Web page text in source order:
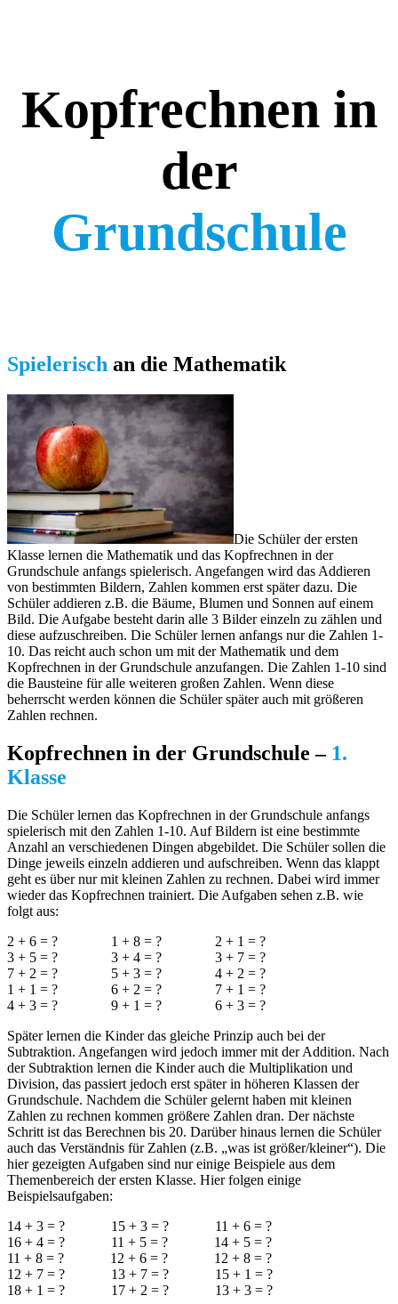
Kopfrechnen in
der
Grundschule
Spielerisch an die Mathematik
Die Schüler der ersten
Klasse lernen die Mathematik und das Kopfrechnen in der
Grundschule anfangs spielerisch. Angefangen wird das Addieren
von bestimmten Bildern, Zahlen kommen erst später dazu. Die
Schüler addieren z.B. die Bäume, Blumen und Sonnen auf einem
Bild. Die Aufgabe besteht darin alle 3 Bilder einzeln zu zählen und
diese aufzuschreiben. Die Schüler lernen anfangs nur die Zahlen 1-
10. Das reicht auch schon um mit der Mathematik und dem
Kopfrechnen in der Grundschule anzufangen. Die Zahlen 1-10 sind
die Bausteine für alle weiteren großen Zahlen. Wenn diese
beherrscht werden können die Schüler später auch mit größeren
Zahlen rechnen.
Kopfrechnen in der Grundschule – 1.
Klasse
Die Schüler lernen das Kopfrechnen in der Grundschule anfangs
spielerisch mit den Zahlen 1-10. Auf Bildern ist eine bestimmte
Anzahl an verschiedenen Dingen abgebildet. Die Schüler sollen die
Dinge jeweils einzeln addieren und aufschreiben. Wenn das klappt
geht es über nur mit kleinen Zahlen zu rechnen. Dabei wird immer
wieder das Kopfrechnen trainiert. Die Aufgaben sehen z.B. wie
folgt aus:
2 + 6 = ? 1 + 8 = ? 2 + 1 = ?
3 + 5 = ? 3 + 4 = ? 3 + 7 = ?
7 + 2 = ? 5 + 3 = ? 4 + 2 = ?
1 + 1 = ? 6 + 2 = ? 7 + 1 = ?
4 + 3 = ? 9 + 1 = ? 6 + 3 = ?
Später lernen die Kinder das gleiche Prinzip auch bei der
Subtraktion. Angefangen wird jedoch immer mit der Addition. Nach
der Subtraktion lernen die Kinder auch die Multiplikation und
Division, das passiert jedoch erst später in höheren Klassen der
Grundschule. Nachdem die Schüler gelernt haben mit kleinen
Zahlen zu rechnen kommen größere Zahlen dran. Der nächste
Schritt ist das Berechnen bis 20. Darüber hinaus lernen die Schüler
auch das Verständnis für Zahlen (z.B. „was ist größer/kleiner“). Die
hier gezeigten Aufgaben sind nur einige Beispiele aus dem
Themenbereich der ersten Klasse. Hier folgen einige
Beispielsaufgaben:
14 + 3 = ? 15 + 3 = ? 11 + 6 = ?
16 + 4 = ? 11 + 5 = ? 14 + 5 = ?
11 + 8 = ? 12 + 6 = ? 12 + 8 = ?
12 + 7 = ? 13 + 7 = ? 15 + 1 = ?
18 + 1 = ? 17 + 2 = ? 13 + 3 = ?